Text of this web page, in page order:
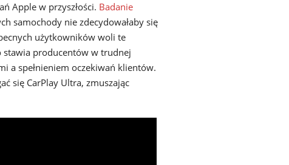
Apple w przyszłości. Badanie
samochody nie zdecydowałaby się
użytkowników woli te
stawia producentów w trudnej
a spełnieniem oczekiwań klientów.
się CarPlay Ultra, zmuszając